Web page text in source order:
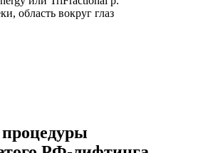
область вокруг глаз